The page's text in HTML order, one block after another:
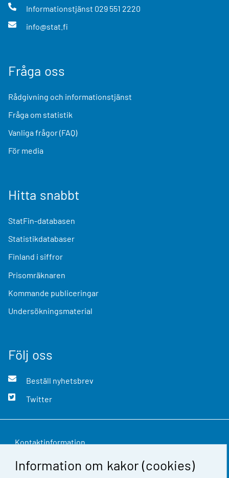
Information om kakor (cookies)
Informationstjänst 029 551 2220
info@stat.fi
Fråga oss
Rådgivning och informationstjänst
Fråga om statistik
Vanliga frågor (FAQ)
För media
Hitta snabbt
StatFin-databasen
Statistikdatabaser
Finland i siffror
Prisomräknaren
Kommande publiceringar
Undersökningsmaterial
Följ oss
Beställ nyhetsbrev
Twitter
Kontaktinformation
Respons